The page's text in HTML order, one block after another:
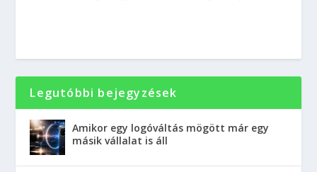
Legutóbbi bejegyzések
Amikor egy logóváltás mögött már egy
másik vállalat is áll